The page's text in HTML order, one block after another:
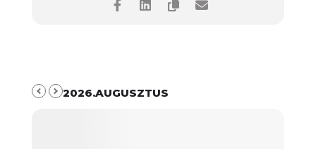
2026.AUGUSZTUS